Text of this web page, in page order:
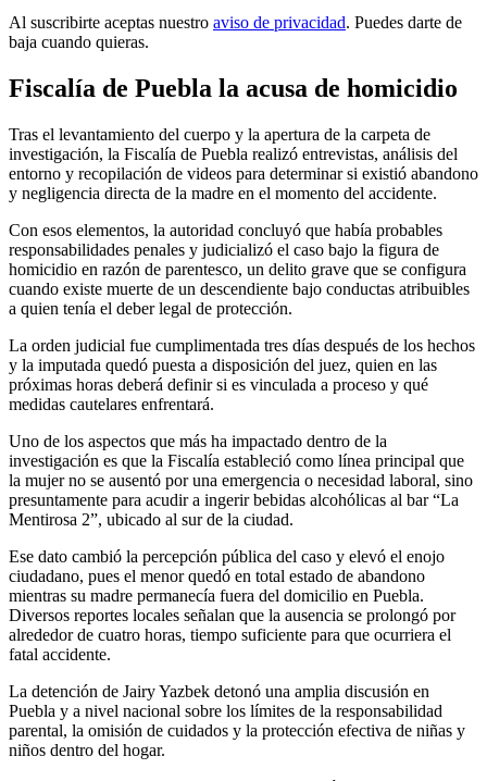
Al suscribirte aceptas nuestro aviso de privacidad. Puedes darte de
baja cuando quieras.
Fiscalía de Puebla la acusa de homicidio
Tras el levantamiento del cuerpo y la apertura de la carpeta de
investigación, la Fiscalía de Puebla realizó entrevistas, análisis del
entorno y recopilación de videos para determinar si existió abandono
y negligencia directa de la madre en el momento del accidente.
Con esos elementos, la autoridad concluyó que había probables
responsabilidades penales y judicializó el caso bajo la figura de
homicidio en razón de parentesco, un delito grave que se configura
cuando existe muerte de un descendiente bajo conductas atribuibles
a quien tenía el deber legal de protección.
La orden judicial fue cumplimentada tres días después de los hechos
y la imputada quedó puesta a disposición del juez, quien en las
próximas horas deberá definir si es vinculada a proceso y qué
medidas cautelares enfrentará.
Uno de los aspectos que más ha impactado dentro de la
investigación es que la Fiscalía estableció como línea principal que
la mujer no se ausentó por una emergencia o necesidad laboral, sino
presuntamente para acudir a ingerir bebidas alcohólicas al bar “La
Mentirosa 2”, ubicado al sur de la ciudad.
Ese dato cambió la percepción pública del caso y elevó el enojo
ciudadano, pues el menor quedó en total estado de abandono
mientras su madre permanecía fuera del domicilio en Puebla.
Diversos reportes locales señalan que la ausencia se prolongó por
alrededor de cuatro horas, tiempo suficiente para que ocurriera el
fatal accidente.
La detención de Jairy Yazbek detonó una amplia discusión en
Puebla y a nivel nacional sobre los límites de la responsabilidad
parental, la omisión de cuidados y la protección efectiva de niñas y
niños dentro del hogar.